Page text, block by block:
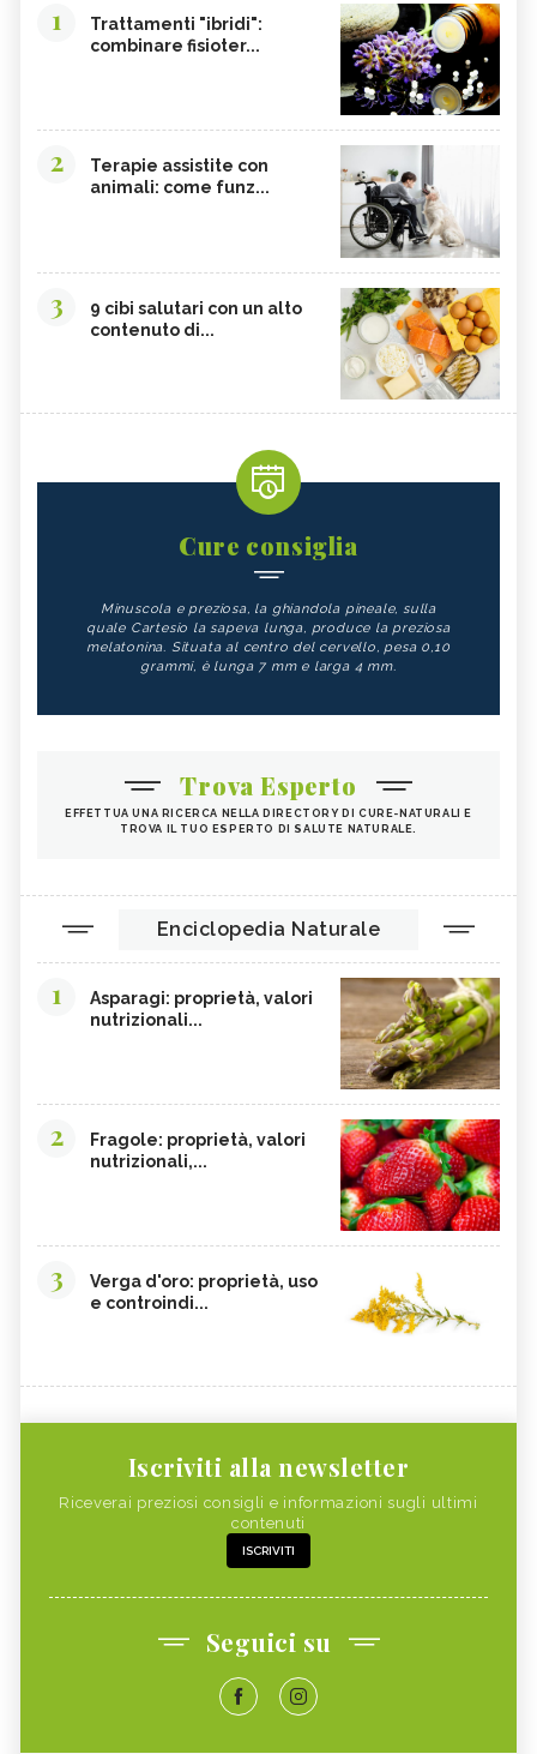
1
Trattamenti "ibridi":
combinare fisioter...
2
Terapie assistite con
animali: come funz...
3
9 cibi salutari con un alto
contenuto di...
Cure consiglia
Minuscola e preziosa, la ghiandola pineale, sulla
quale Cartesio la sapeva lunga, produce la preziosa
melatonina. Situata al centro del cervello, pesa 0,10
grammi, è lunga 7 mm e larga 4 mm.
Trova Esperto
EFFETTUA UNA RICERCA NELLA DIRECTORY DI CURE-NATURALI E
TROVA IL TUO ESPERTO DI SALUTE NATURALE.
Enciclopedia Naturale
1
Asparagi: proprietà, valori
nutrizionali...
2
Fragole: proprietà, valori
nutrizionali,...
3
Verga d'oro: proprietà, uso
e controindi...
Iscriviti alla newsletter
Riceverai preziosi consigli e informazioni sugli ultimi
contenuti
ISCRIVITI
Seguici su